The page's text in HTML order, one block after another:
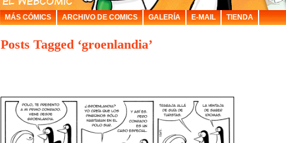
MÁS CÓMICS ARCHIVO DE COMICS GALERÍA E-MAIL TIENDA
Posts Tagged ‘groenlandia’